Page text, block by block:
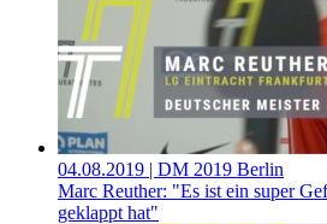
04.08.2019 | DM 2019 Berlin
Marc Reuther: "Es ist ein super
geklappt hat"